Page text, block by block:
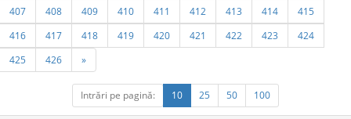
407
408 409 410 411 412 413 414
415
416
417 418 419 420 421 422 423
424
425
426 »
Intrări pe pagină: 10 25 50 100